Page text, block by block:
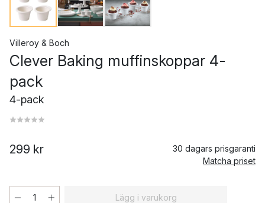
Villeroy & Boch
Clever Baking muffinskoppar 4-
pack
4-pack
299 kr
30 dagars prisgaranti
Matcha priset
Lägg i varukorg